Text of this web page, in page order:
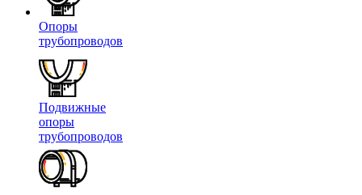
Опоры
трубопроводов
Подвижные
опоры
трубопроводов